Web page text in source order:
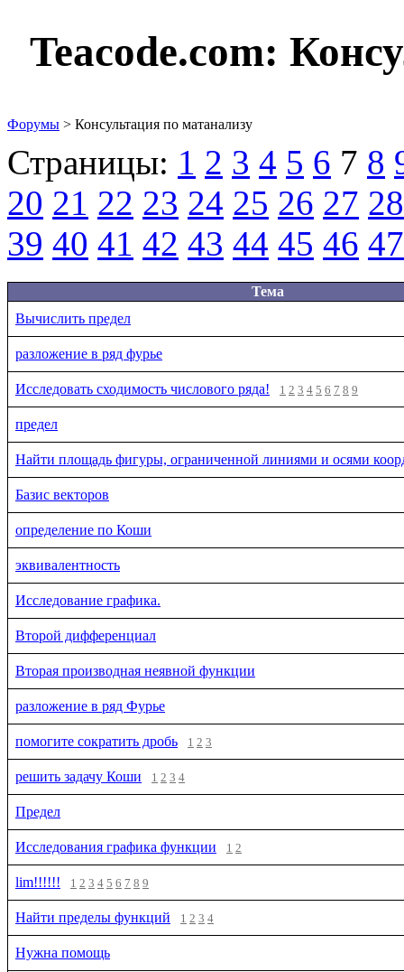
Teacode.com:
Форумы > Консультация по матанализу
Страницы: 1 2 3 4 5 6 7 8
20 21 22 23 24 25 26 27 28
39 40 41 42 43 44 45 46 47
Тема
Вычислить предел
разложение в ряд фурье
Исследовать сходимость числового ряда! 1 2 3 4 5 6 7 8 9
предел
Найти площадь фигуры, ограниченной линиями и осями
Базис векторов
определение по Коши
эквивалентность
Исследование графика.
Второй дифференциал
Вторая производная неявной функции
разложение в ряд Фурье
помогите сократить дробь 1 2 3
решить задачу Коши 1 2 3 4
Предел
Исследования графика функции 1 2
lim!!!!!! 1 2 3 4 5 6 7 8 9
Найти пределы функций 1 2 3 4
Нужна помощь